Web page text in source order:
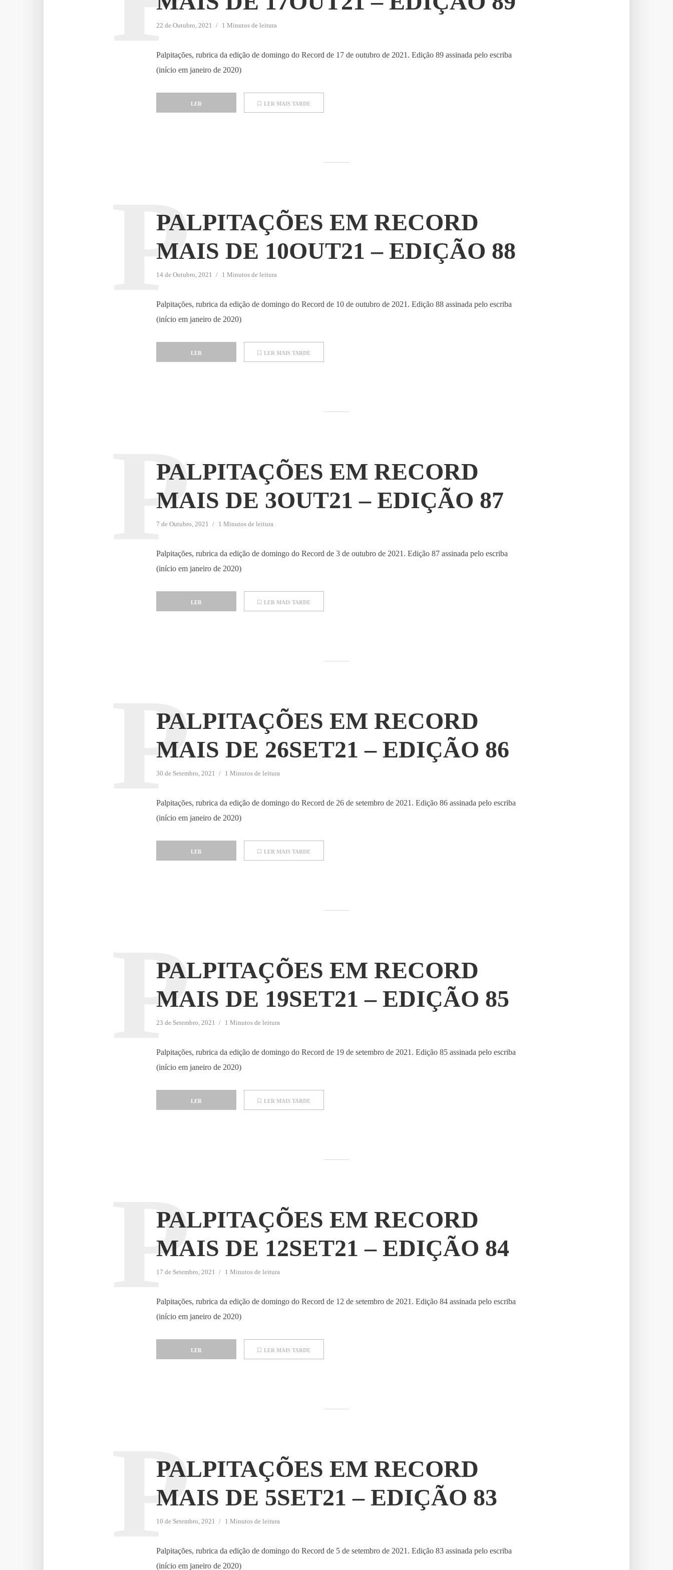
22 de Outubro, 2021 1 Minutos de leitura
Palpitações, rubrica da edição de domingo do Record de 17 de outubro de 2021. Edição 89 assinada pelo escriba
(início em janeiro de 2020)
LER LER MAIS TARDE
PALPITAÇÕES EM RECORD
MAIS DE 10OUT21 – EDIÇÃO 88
14 de Outubro, 2021 1 Minutos de leitura
P
Palpitações, rubrica da edição de domingo do Record de 10 de outubro de 2021. Edição 88 assinada pelo escriba
(início em janeiro de 2020)
LER LER MAIS TARDE
PALPITAÇÕES EM RECORD
MAIS DE 3OUT21 – EDIÇÃO 87
7 de Outubro, 2021 1 Minutos de leitura
P
Palpitações, rubrica da edição de domingo do Record de 3 de outubro de 2021. Edição 87 assinada pelo escriba
(início em janeiro de 2020)
LER LER MAIS TARDE
PALPITAÇÕES EM RECORD
MAIS DE 26SET21 – EDIÇÃO 86
30 de Setembro, 2021 1 Minutos de leitura
P
Palpitações, rubrica da edição de domingo do Record de 26 de setembro de 2021. Edição 86 assinada pelo escriba
(início em janeiro de 2020)
LER LER MAIS TARDE
PALPITAÇÕES EM RECORD
MAIS DE 19SET21 – EDIÇÃO 85
23 de Setembro, 2021 1 Minutos de leitura
P
Palpitações, rubrica da edição de domingo do Record de 19 de setembro de 2021. Edição 85 assinada pelo escriba
(início em janeiro de 2020)
LER LER MAIS TARDE
PALPITAÇÕES EM RECORD
MAIS DE 12SET21 – EDIÇÃO 84
17 de Setembro, 2021 1 Minutos de leitura
P
Palpitações, rubrica da edição de domingo do Record de 12 de setembro de 2021. Edição 84 assinada pelo escriba
(início em janeiro de 2020)
LER LER MAIS TARDE
PALPITAÇÕES EM RECORD
MAIS DE 5SET21 – EDIÇÃO 83
10 de Setembro, 2021 1 Minutos de leitura
P
Palpitações, rubrica da edição de domingo do Record de 5 de setembro de 2021. Edição 83 assinada pelo escriba
(início em janeiro de 2020)